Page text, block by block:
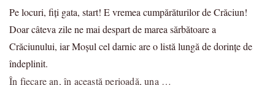
Pe locuri, fiți gata, start! E vremea cumpărăturilor de Crăciun!
Doar câteva zile ne mai despart de marea sărbătoare a
Crăciunului, iar Moșul cel darnic are o listă lungă de dorințe de
îndeplinit.
În fiecare an, în această perioadă, una …